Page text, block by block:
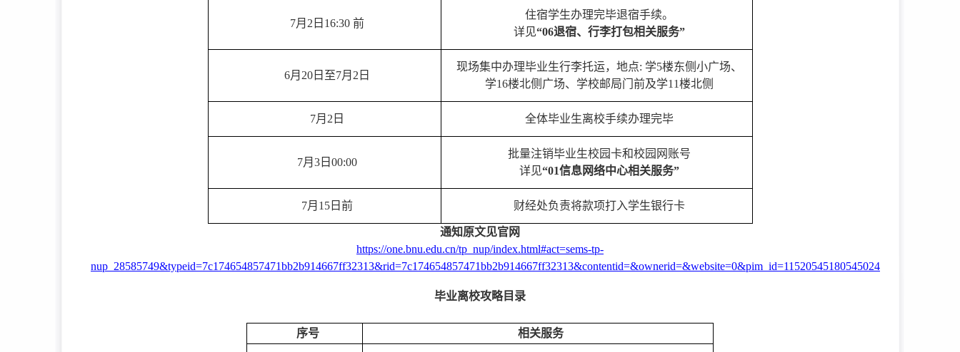
7月2日16:30 前
住宿学生办理完毕退宿手续。
详见“06退宿、行李打包相关服务”
6月20日至7月2日
现场集中办理毕业生行李托运，地点: 学5楼东侧小广场、
学16楼北侧广场、学校邮局门前及学11楼北侧
7月2日 全体毕业生离校手续办理完毕
7月3日00:00
批量注销毕业生校园卡和校园网账号
详见“01信息网络中心相关服务”
7月15日前 财经处负责将款项打入学生银行卡
通知原文见官网
https://one.bnu.edu.cn/tp_nup/index.html#act=sems-tp-
nup_28585749&typeid=7c174654857471bb2b914667ff32313&rid=7c174654857471bb2b914667ff32313&contentid=&ownerid=&website=0&pim_id=11520545180545024
毕业离校攻略目录
序号 相关服务